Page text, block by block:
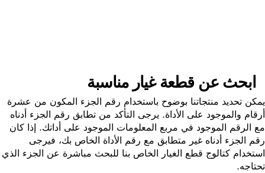
ابحث عن قطعة غيار مناسبة
تحديد منتجاتنا بوضوح باستخدام رقم الجزء المكون من عشرة
والموجود على الأداة. يرجى التأكد من تطابق رقم الجزء أدناه
الرقم الموجود في مربع المعلومات الموجود على أداتك. إذا كان
الجزء أدناه غير متطابق مع رقم الأداة الخاص بك، فيرجى
كتالوج قطع الغيار الخاص بنا للبحث مباشرة عن الجزء الذي